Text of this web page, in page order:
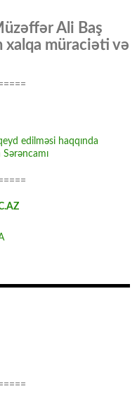
Ali Baş
xalqa müraciəti və
edilməsi haqqında